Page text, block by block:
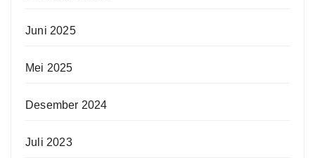
Juni 2025
Mei 2025
Desember 2024
Juli 2023